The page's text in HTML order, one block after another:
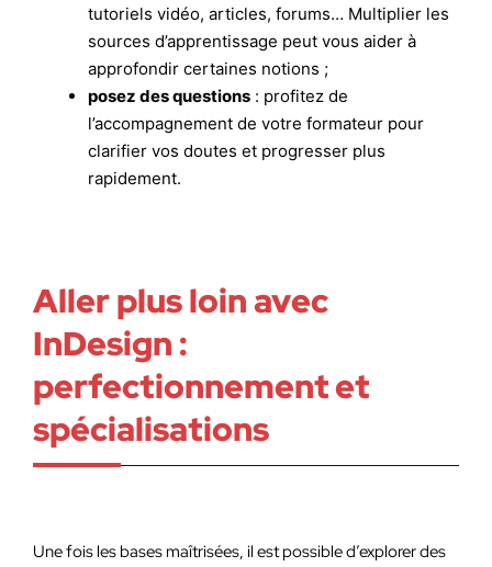
tutoriels vidéo, articles, forums… Multiplier les
sources d’apprentissage peut vous aider à
approfondir certaines notions ;
posez des questions : profitez de
l’accompagnement de votre formateur pour
clarifier vos doutes et progresser plus
rapidement.
Aller plus loin avec
InDesign :
perfectionnement et
spécialisations
Une fois les bases maîtrisées, il est possible d’explorer des